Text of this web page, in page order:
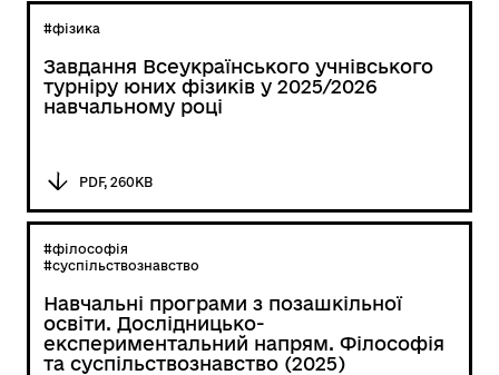
#фізика
Завдання Всеукраїнського учнівського
турніру юних фізиків у 2025/2026
навчальному році
PDF, 260KB
#філософія
#суспільствознавство
Навчальні програми з позашкільної
освіти. Дослідницько-
експериментальний напрям. Філософія
та суспільствознавство (2025)